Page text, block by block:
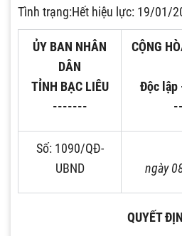
Tình trạng:Hết hiệu lực: 19/01/
ỦY BAN NHÂN
DÂN
TỈNH BẠC LIÊU
-------
CỘNG
Độc lập
Số: 1090/QĐ-
UBND
ngày
QUYẾT